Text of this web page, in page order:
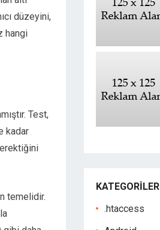
düzeyini,
hangi
Test,
kadar
temelidir.
KATEGORILER
.htaccess